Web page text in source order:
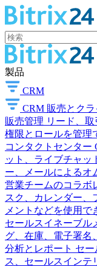
製品
CRM
CRM 販売とク
販売管理 リード、
権限とロールを管理
コンタクトセンター
ット、ライブチャッ
ー、メールによるオ
営業チームのコラボ
スク、カレンダー、
メントなどを使用で
セールスイネーブル
グ、在庫、電子署名
分析とレポート セー
ス、セールスインテ